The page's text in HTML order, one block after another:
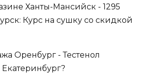
Ханты-Мансийск - 1295
Курс на сушку со скидкой
Оренбург - Тестенол